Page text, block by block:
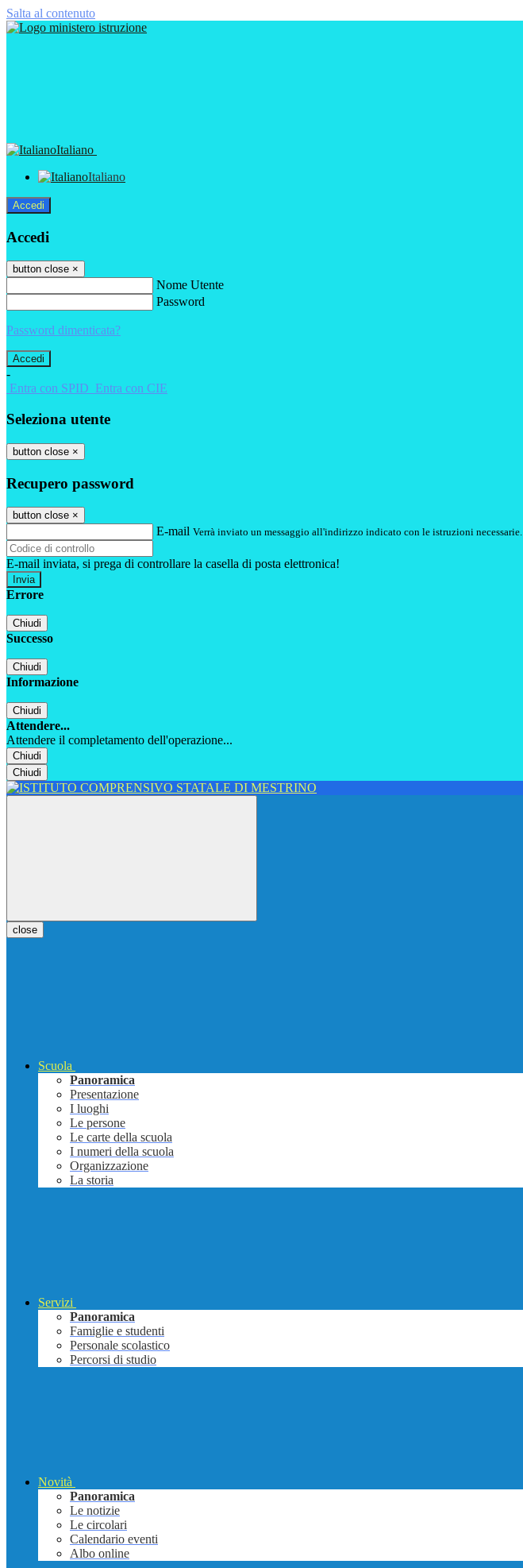
Salta al contenuto
Italiano
Italiano
Accedi
Accedi
button close ×
Nome Utente
Password
Password dimenticata?
-
Entra con SPID Entra con CIE
Seleziona utente
button close ×
Recupero password
button close ×
E-mail Verrà inviato un messaggio all'indirizzo indicato con le istruzioni necessarie.
E-mail inviata, si prega di controllare la casella di posta elettronica!
Errore
Chiudi
Successo
Chiudi
Informazione
Chiudi
Attendere...
Attendere il completamento dell'operazione...
Chiudi
Chiudi
close
Scuola
Panoramica
Presentazione
I luoghi
Le persone
Le carte della scuola
I numeri della scuola
Organizzazione
La storia
Servizi
Panoramica
Famiglie e studenti
Personale scolastico
Percorsi di studio
Novità
Panoramica
Le notizie
Le circolari
Calendario eventi
Albo online